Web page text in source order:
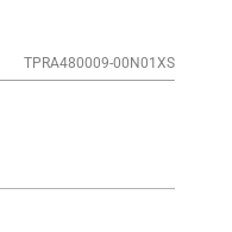
TPRA480009-00N01XS